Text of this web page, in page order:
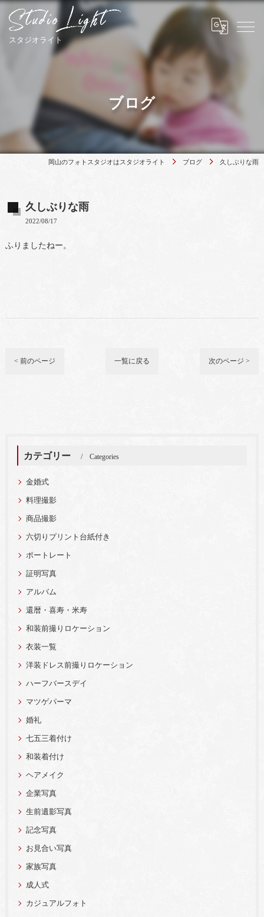
ブログ
岡山のフォトスタジオはスタジオライト ブログ 久しぶりな雨
久しぶりな雨
2022/08/17
ふりましたねー。
< 前のページ 一覧に戻る 次のページ >
カテゴリー Categories
金婚式
料理撮影
商品撮影
六切りプリント台紙付き
ポートレート
証明写真
アルバム
還暦・喜寿・米寿
和装前撮りロケーション
衣装一覧
洋装ドレス前撮りロケーション
ハーフバースデイ
マツゲパーマ
婚礼
七五三着付け
和装着付け
ヘアメイク
企業写真
生前遺影写真
記念写真
お見合い写真
家族写真
成人式
カジュアルフォト